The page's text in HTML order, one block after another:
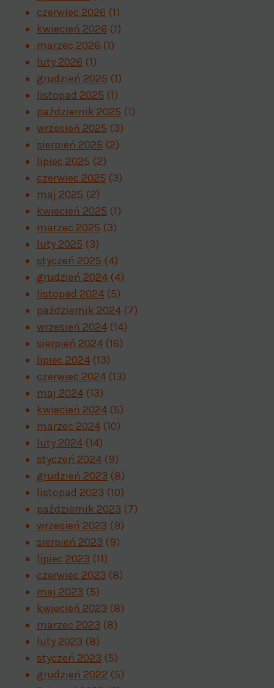
czerwiec 2026 (1)
kwiecień 2026 (1)
marzec 2026 (1)
luty 2026 (1)
grudzień 2025 (1)
listopad 2025 (1)
październik 2025 (1)
wrzesień 2025 (3)
sierpień 2025 (2)
lipiec 2025 (2)
czerwiec 2025 (3)
maj 2025 (2)
kwiecień 2025 (1)
marzec 2025 (3)
luty 2025 (3)
styczeń 2025 (4)
grudzień 2024 (4)
listopad 2024 (5)
październik 2024 (7)
wrzesień 2024 (14)
sierpień 2024 (16)
lipiec 2024 (13)
czerwiec 2024 (13)
maj 2024 (13)
kwiecień 2024 (5)
marzec 2024 (10)
luty 2024 (14)
styczeń 2024 (9)
grudzień 2023 (8)
listopad 2023 (10)
październik 2023 (7)
wrzesień 2023 (9)
sierpień 2023 (9)
lipiec 2023 (11)
czerwiec 2023 (8)
maj 2023 (5)
kwiecień 2023 (8)
marzec 2023 (8)
luty 2023 (8)
styczeń 2023 (5)
grudzień 2022 (5)